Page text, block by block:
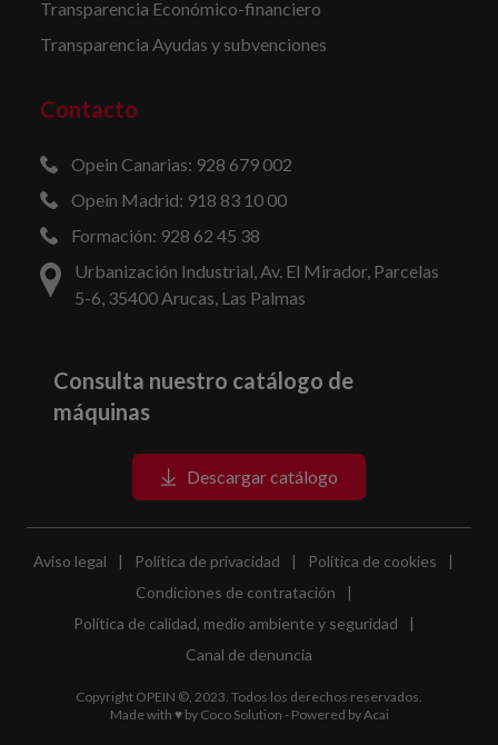
Transparencia Económico-financiero
Transparencia Ayudas y subvenciones
Contacto
Opein Canarias: 928 679 002
Opein Madrid: 918 83 10 00
Formación: 928 62 45 38
Urbanización Industrial, Av. El Mirador, Parcelas
5-6, 35400 Arucas, Las Palmas
Consulta nuestro catálogo de
máquinas
Descargar catálogo
Aviso legal | Política de privacidad | Política de cookies
|
Condiciones de contratación
|
Política de calidad, medio ambiente y seguridad
|
Canal de denuncia
Copyright OPEIN ©, 2023. Todos los derechos reservados.
Made with ♥ by Coco Solution - Powered byAcai